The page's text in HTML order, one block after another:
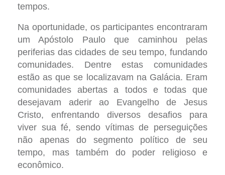
tempos.
Na oportunidade, os participantes encontraram
um Apóstolo Paulo que caminhou pelas
periferias das cidades de seu tempo, fundando
comunidades. Dentre estas comunidades
estão as que se localizavam na Galácia. Eram
comunidades abertas a todos e todas que
desejavam aderir ao Evangelho de Jesus
Cristo, enfrentando diversos desafios para
viver sua fé, sendo vítimas de perseguições
não apenas do segmento político de seu
tempo, mas também do poder religioso e
econômico.